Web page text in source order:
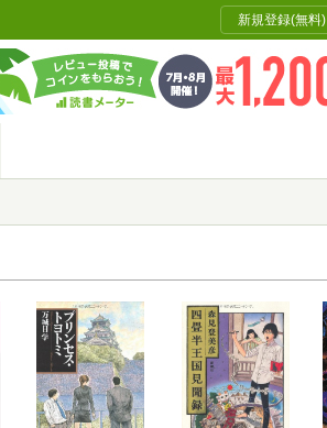
新規登録(無料)